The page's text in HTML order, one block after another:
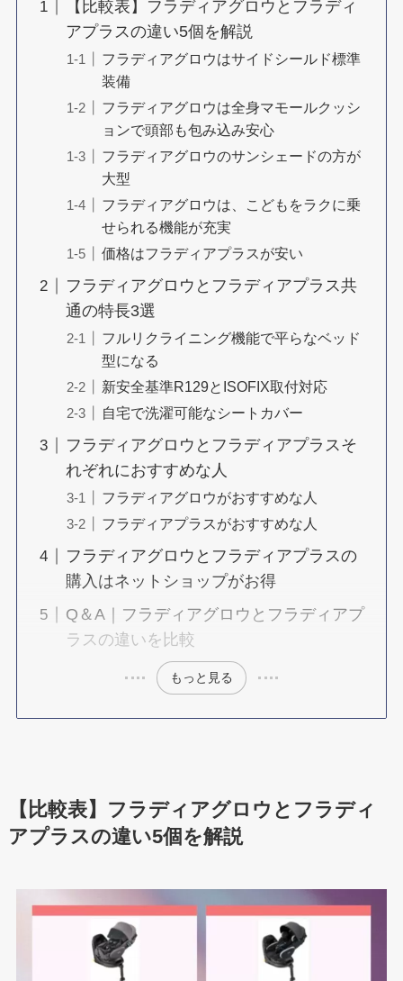
【比較表】フラディアグロウとフラディ
アプラスの違い5個を解説
フラディアグロウはサイドシールド標準
装備
フラディアグロウは全身マモールクッシ
ョンで頭部も包み込み安心
フラディアグロウのサンシェードの方が
大型
フラディアグロウは、こどもをラクに乗
せられる機能が充実
価格はフラディアプラスが安い
フラディアグロウとフラディアプラス共
通の特長3選
フルリクライニング機能で平らなベッド
型になる
新安全基準R129とISOFIX取付対応
自宅で洗濯可能なシートカバー
フラディアグロウとフラディアプラスそ
れぞれにおすすめな人
フラディアグロウがおすすめな人
フラディアプラスがおすすめな人
フラディアグロウとフラディアプラスの
購入はネットショップがお得
Q＆A｜フラディアグロウとフラディアプ
ラスの違いを比較
もっと見る
【比較表】フラディアグロウとフラディ
アプラスの違い5個を解説